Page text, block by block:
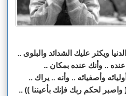
ويكثر عليك الشدائد والبلوى ..
.. وأنك عنده بمكان ..
وأصفيائه .. وأنه .. يراك ..
واصبر لحكم ربك فإنك بأعيننا )) ..